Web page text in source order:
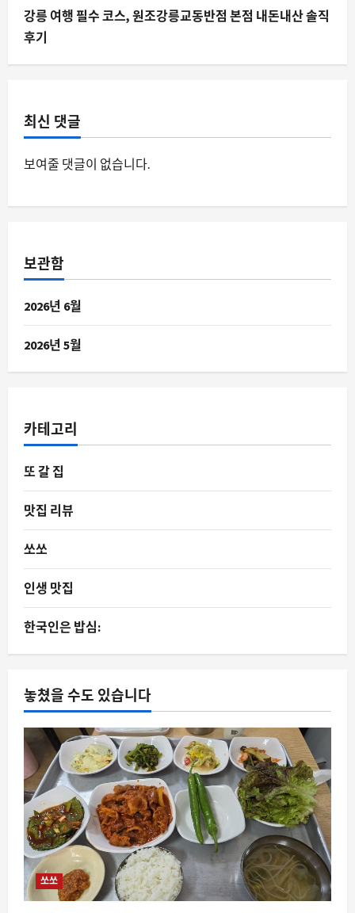
강릉 여행 필수 코스, 원조강릉교동반점 본점 내돈내산 솔직
후기
최신 댓글
보여줄 댓글이 없습니다.
보관함
2026년 6월
2026년 5월
카테고리
또 갈 집
맛집 리뷰
쏘쏘
인생 맛집
한국인은 밥심:
놓쳤을 수도 있습니다
쏘쏘